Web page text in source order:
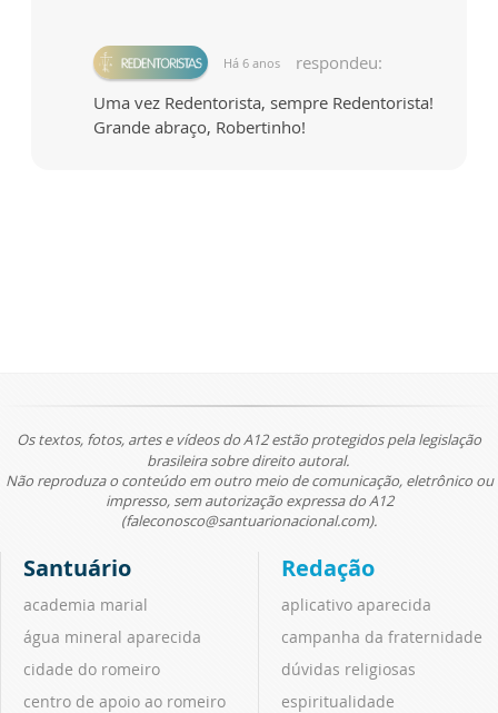
Há 6 anos
respondeu:
Uma vez Redentorista, sempre Redentorista!
Grande abraço, Robertinho!
Os textos, fotos, artes e vídeos do A12 estão protegidos pela legislação
brasileira sobre direito autoral.
Não reproduza o conteúdo em outro meio de comunicação, eletrônico ou
impresso, sem autorização expressa do A12
(faleconosco@santuarionacional.com).
Santuário
academia marial
água mineral aparecida
cidade do romeiro
centro de apoio ao romeiro
Redação
aplicativo aparecida
campanha da fraternidade
dúvidas religiosas
espiritualidade